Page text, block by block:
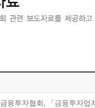
금융투자협회, 「금융투자업